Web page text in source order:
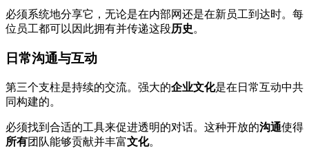
必须系统地分享它，无论是在内部网还是在新员工到达时。每
位员工都可以因此拥有并传递这段历史 。
日常沟通与互动
第三个支柱是持续的交流。强大的企业文化是在日常互动中共
同构建的。
必须找到合适的工具来促进透明的对话。这种开放的沟通使得
所有团队能够贡献并丰富文化。